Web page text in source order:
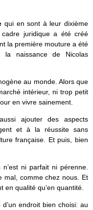
qui en sont à leur dixième
cadre juridique a été créé
la première mouture a été
naissance de Nicolas
au monde. Alors que
intérieur, ni trop petit
en vivre sainement.
ajouter des aspects
et à la réussite sans
française. Et puis, bien
ni parfait ni pérenne.
mal, comme chez nous. Et
en qualité qu’en quantité.
endroit bien choisi: au